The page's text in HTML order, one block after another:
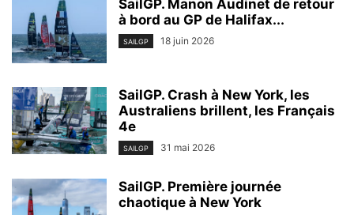
SailGP. Manon Audinet de retour
à bord au GP de Halifax...
SAILGP 18 juin 2026
SailGP. Crash à New York, les
Australiens brillent, les Français
4e
SAILGP 31 mai 2026
SailGP. Première journée
chaotique à New York